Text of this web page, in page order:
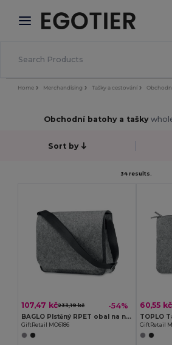
× Aplikace Egotier
Lepší ceny v aplikaci!
Home Merchandising Tašky a cestování
Obchodní batohy a tašky
Sort by
34 results.
107,47 kč233,19 kč -54%
BAGLO Plstěný RPET obal na notebook
GiftRetail MO6186
60,55 kč
GiftRetail